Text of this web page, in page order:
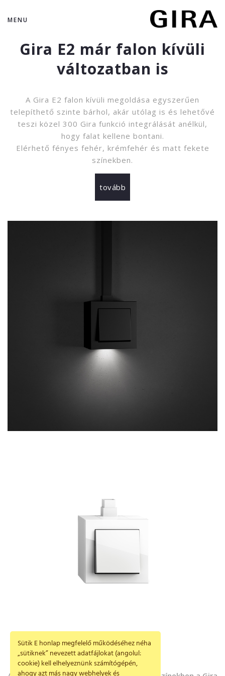
MENU
Gira E2 már falon kívüli
változatban is
A Gira E2 falon kívüli megoldása egyszerűen
telepíthető szinte bárhol, akár utólag is és lehetővé
teszi közel 300 Gira funkció integrálását anélkül,
hogy falat kellene bontani.
Elérhető fényes fehér, krémfehér és matt fekete
színekben.
tovább
Sütik E honlap megfelelő működéséhez néha
„sütiknek” nevezett adatfájlokat (angolul:
cookie) kell elhelyeznünk számítógépén,